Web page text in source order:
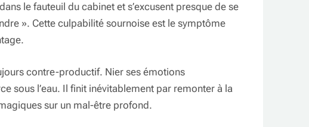
le fauteuil du cabinet et s’excusent presque de se
». Cette culpabilité sournoise est le symptôme
contre-productif. Nier ses émotions
sous l’eau. Il finit inévitablement par remonter à la
sur un mal-être profond.